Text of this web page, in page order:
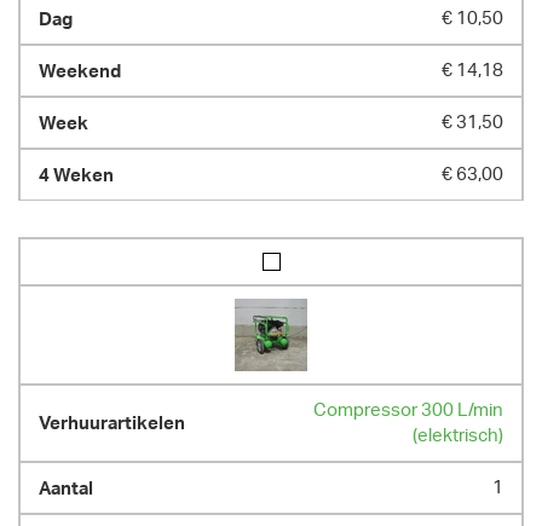
€ 10,50
€ 14,18
€ 31,50
€ 63,00
Compressor 300 L/min
(elektrisch)
1